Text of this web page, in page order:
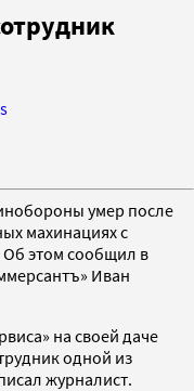
умер после
махинациях с
Об этом сообщил в
Иван
на своей даче
одной из
журналист.